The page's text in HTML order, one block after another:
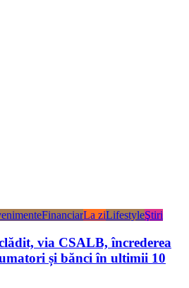
FinanciarLa ziLifestyleŞtiri
via CSALB, încrederea
și bănci în ultimii 10